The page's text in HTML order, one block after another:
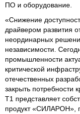
ПО и оборудование.
«Снижение
драйвером развития
неординарных
независимости.
промышленности
критической
отечественных
закрыть потребности
Т1 представляет
продукт «СИЛАРОН»,